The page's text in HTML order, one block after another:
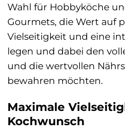
Wahl für Hobbyköche
Gourmets, die Wert auf
Vielseitigkeit und eine
legen und dabei den
und die wertvollen
bewahren möchten.
Maximale
Kochwunsch